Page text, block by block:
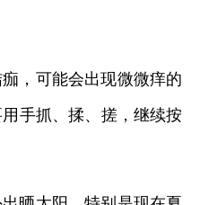
，可能会出现微微痒的
手抓、揉、搓，继续按